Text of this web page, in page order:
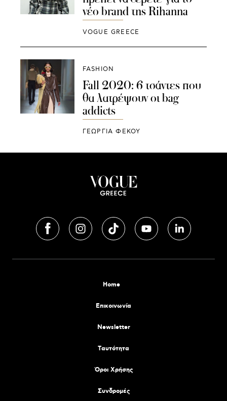
νέο brand της Rihanna
VOGUE GREECE
FASHION
Fall 2020: 6 τσάντες που
θα λατρέψουν οι bag
addicts
ΓΕΩΡΓΙΑ ΦΕΚΟΥ
Home
Επικοινωνία
Newsletter
Tαυτότητα
Όροι Χρήσης
Συνδρομές